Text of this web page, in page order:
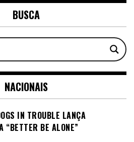
BUSCA
NACIONAIS
IN TROUBLE LANÇA
“BETTER BE ALONE”